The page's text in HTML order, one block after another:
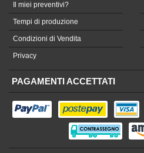
Il miei preventivi?
Tempi di produzione
Condizioni di Vendita
Privacy
PAGAMENTI ACCETTATI